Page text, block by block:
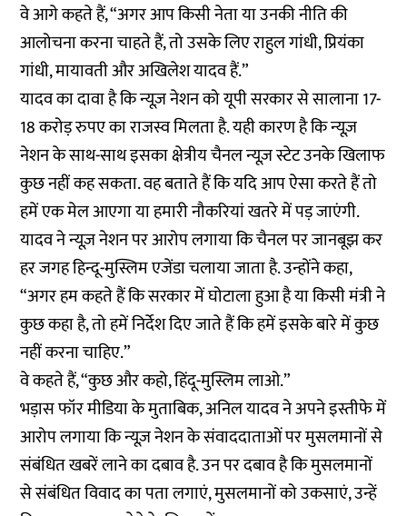
वे आगे कहते हैं, “अगर आप किसी नेता या उनकी नीति की
आलोचना करना चाहते हैं, तो उसके लिए राहुल गांधी, प्रियंका
गांधी, मायावती और अखिलेश यादव हैं.”
यादव का दावा है कि न्यूज़ नेशन को यूपी सरकार से सालाना 17-
18 करोड़ रुपए का राजस्व मिलता है. यही कारण है कि न्यूज़
नेशन के साथ-साथ इसका क्षेत्रीय चैनल न्यूज़ स्टेट उनके खिलाफ
कुछ नहीं कह सकता. वह बताते हैं कि यदि आप ऐसा करते हैं तो
हमें एक मेल आएगा या हमारी नौकरियां खतरे में पड़ जाएंगी.
यादव ने न्यूज़ नेशन पर आरोप लगाया कि चैनल पर जानबूझ कर
हर जगह हिन्दू-मुस्लिम एजेंडा चलाया जाता है. उन्होंने कहा,
“अगर हम कहते हैं कि सरकार में घोटाला हुआ है या किसी मंत्री ने
कुछ कहा है, तो हमें निर्देश दिए जाते हैं कि हमें इसके बारे में कुछ
नहीं करना चाहिए.”
वे कहते हैं, “कुछ और कहो, हिंदू-मुस्लिम लाओ.”
भड़ास फॉर मीडियाके मुताबिक, अनिल यादव ने अपने इस्तीफे में
आरोप लगाया कि न्यूज़ नेशन के संवाददाताओं पर मुसलमानों से
संबंधित खबरें लाने का दबाव है. उन पर दबाव है कि मुसलमानों
से संबंधित विवाद का पता लगाएं, मुसलमानों को उकसाएं, उन्हें